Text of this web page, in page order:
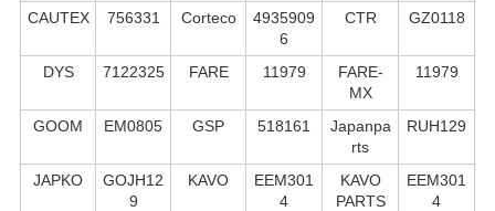
CAUTEX 756331 Corteco
4935909
6
CTR GZ0118
DYS 7122325 FARE 11979
FARE-
MX
11979
GOOM EM0805 GSP 518161
Japanpa
rts
RUH129
JAPKO
GOJH12
9
KAVO
EEM301
4
KAVO
PARTS
EEM301
4